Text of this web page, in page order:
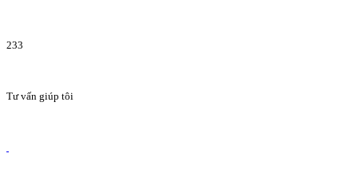
233
Tư vấn giúp tôi